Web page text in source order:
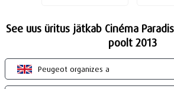
See uus üritus jätkab Cinéma
poolt 2013
Peugeot organizes a